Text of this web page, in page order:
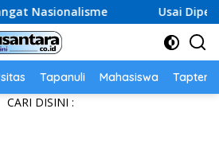
Usai Diperiksa Kejati
Tapanuli Mahasiswa Tapteng
CARI DISINI :